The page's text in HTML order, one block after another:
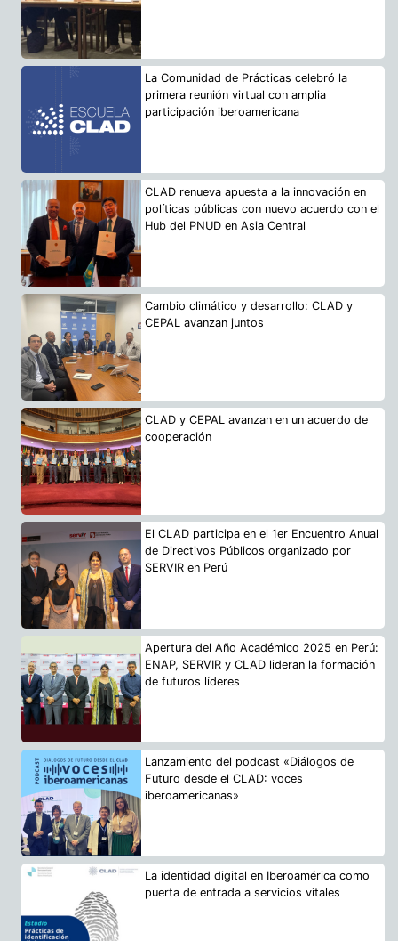
La Comunidad de Prácticas celebró la
primera reunión virtual con amplia
participación iberoamericana
CLAD renueva apuesta a la innovación en
políticas públicas con nuevo acuerdo con el
Hub del PNUD en Asia Central
Cambio climático y desarrollo: CLAD y
CEPAL avanzan juntos
CLAD y CEPAL avanzan en un acuerdo de
cooperación
El CLAD participa en el 1er Encuentro Anual
de Directivos Públicos organizado por
SERVIR en Perú
Apertura del Año Académico 2025 en Perú:
ENAP, SERVIR y CLAD lideran la formación
de futuros líderes
Lanzamiento del podcast «Diálogos de
Futuro desde el CLAD: voces
iberoamericanas»
La identidad digital en Iberoamérica como
puerta de entrada a servicios vitales